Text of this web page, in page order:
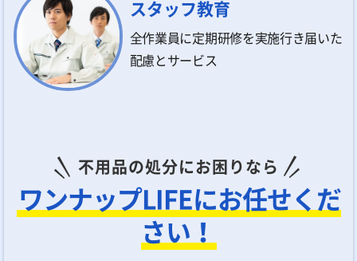
スタッフ教育
全作業員に定期研修を実施行き届いた
配慮とサービス
不用品の処分にお困りなら
ワンナップLIFEにお任せくだ
さい！